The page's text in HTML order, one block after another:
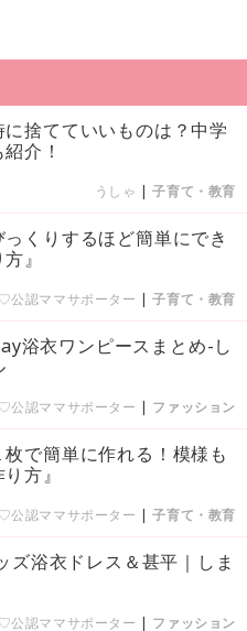
捨てていいものは？中学
介！
うしゃ |子育て・教育
っくりするほど簡単にでき
』
公認ママサポーター |子育て・教育
浴衣ワンピースまとめ-し
公認ママサポーター | ファッション
枚で簡単に作れる！模様も
方』
公認ママサポーター |子育て・教育
ズ浴衣ドレス＆甚平｜しま
公認ママサポーター | ファッション